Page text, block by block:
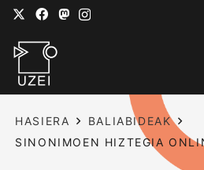
HASIERA
BALIABIDEAK
SINONIMOEN HIZTEGIA